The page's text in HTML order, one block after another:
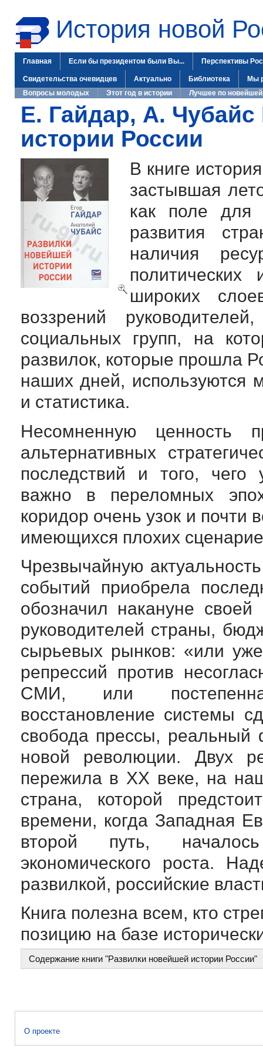
История новой
Главная Если бы президентом были Вы... Перспективы
Свидетельства очевидцев Актуально Библиотека
Мы
Вопросы молодых
Этот год в истории Лучшее по новейшей
Е. Гайдар, А.
истории России
В книге
застывшая
как поле для
развития
наличия
политических
широких
воззрений
социальных групп, на
развилок, которые прошла
наших дней, используются
и статистика.
Несомненную ценность
альтернативных
последствий и того, чего
важно в переломных
коридор очень узок и почти
имеющихся плохих
Чрезвычайную
событий приобрела
обозначил накануне
руководителей страны,
сырьевых рынков: «или
репрессий против
СМИ, или
восстановление системы
свобода прессы,
новой революции. Двух
пережила в ХХ веке, на
страна, которой
времени, когда Западная
второй путь,
экономического роста.
развилкой, российские
Книга полезна всем, кто
позицию на базе
Содержание книги "Развилки новейшей истории России"
О проекте